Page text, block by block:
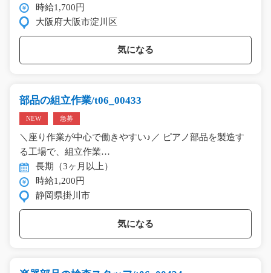
時給1,700円
大阪府大阪市淀川区
気になる
部品の組立作業/t06_00433
NEW 急募
＼座り作業が中心で働きやすい♪／ ピアノ部品を製造す
る工場で、組立作業…
長期（3ヶ月以上）
時給1,200円
静岡県掛川市
気になる